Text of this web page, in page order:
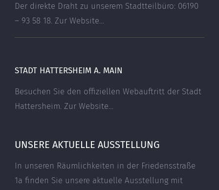
Der direkte Draht zu unserem Stadtteilbüro: 06190
– 93 58 18. Zur Website…
STADT HATTERSHEIM A. MAIN
Besuchen Sie den offiziellen Webauftritt der Stadt
Hattersheim. Zur Website…
UNSERE AKTUELLE AUSSTELLUNG
In unseren Räumlichkeiten in der Friedensstraße
1a finden Sie unsere aktuelle Ausstellung mit